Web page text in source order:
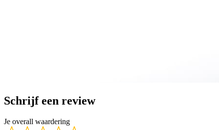
Schrijf een review
Je overall waardering